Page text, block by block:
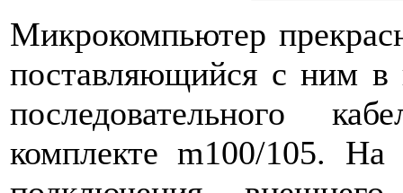
Микрокомпьютер
поставляющийся с ним в
последовательного
комплекте m100/105.